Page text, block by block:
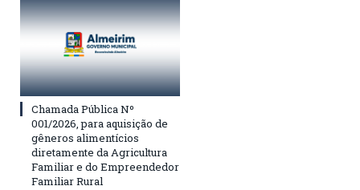
Chamada Pública Nº
001/2026, para aquisição de
gêneros alimentícios
diretamente da Agricultura
Familiar e do Empreendedor
Familiar Rural